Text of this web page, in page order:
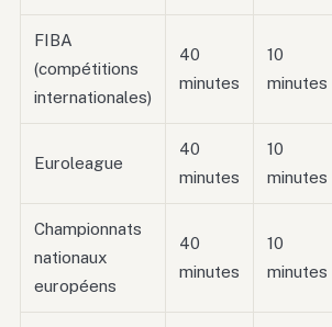
FIBA
(compétitions
internationales)
40
minutes
10
minutes
Euroleague
40
minutes
10
minutes
Championnats
nationaux
européens
40
minutes
10
minutes